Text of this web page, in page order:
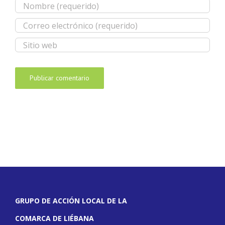
GRUPO DE ACCIÓN LOCAL DE LA
COMARCA DE LIÉBANA